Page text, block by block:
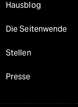
Hausblog
Die Seitenwende
Stellen
Presse